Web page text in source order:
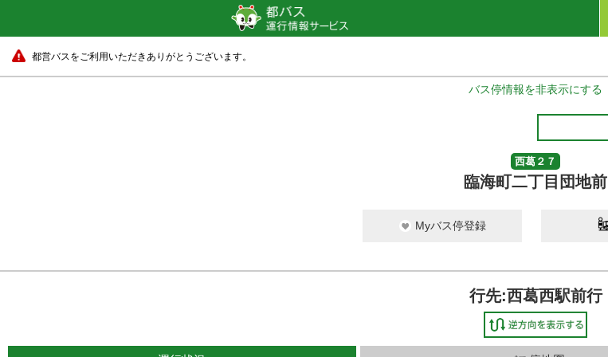
都営バスをご利用いただきありがとうございます。
バス停情報を非表示にする
西葛２７
臨海町二丁目団地前
Myバス停登録
行先:西葛西駅前行